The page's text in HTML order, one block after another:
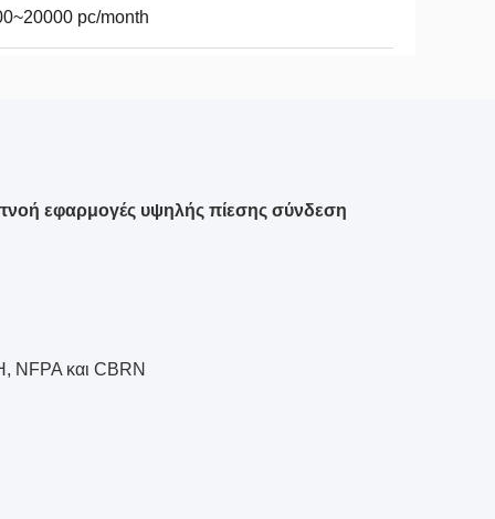
pc/month
εφαρμογές υψηλής πίεσης σύνδεση
NFPA και CBRN